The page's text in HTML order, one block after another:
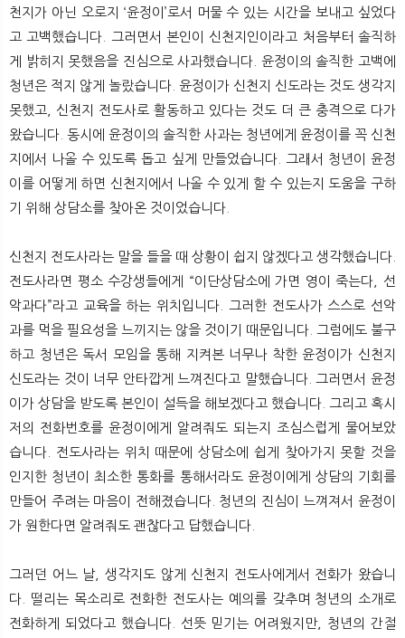
천지가 아닌 오로지 ‘윤정이’로서 머물 수 있는 시간을 보내고 싶었다
고 고백했습니다. 그러면서 본인이 신천지인이라고 처음부터 솔직하
게 밝히지 못했음을 진심으로 사과했습니다. 윤정이의 솔직한 고백에
청년은 적지 않게 놀랐습니다. 윤정이가 신천지 신도라는 것도 생각지
못했고, 신천지 전도사로 활동하고 있다는 것도 더 큰 충격으로 다가
왔습니다. 동시에 윤정이의 솔직한 사과는 청년에게 윤정이를 꼭 신천
지에서 나올 수 있도록 돕고 싶게 만들었습니다. 그래서 청년이 윤정
이를 어떻게 하면 신천지에서 나올 수 있게 할 수 있는지 도움을 구하
기 위해 상담소를 찾아온 것이었습니다.
신천지 전도사라는 말을 들을 때 상황이 쉽지 않겠다고 생각했습니다.
전도사라면 평소 수강생들에게 “이단상담소에 가면 영이 죽는다, 선
악과다”라고 교육을 하는 위치입니다. 그러한 전도사가 스스로 선악
과를 먹을 필요성을 느끼지는 않을 것이기 때문입니다. 그럼에도 불구
하고 청년은 독서 모임을 통해 지켜본 너무나 착한 윤정이가 신천지
신도라는 것이 너무 안타깝게 느껴진다고 말했습니다. 그러면서 윤정
이가 상담을 받도록 본인이 설득을 해보겠다고 했습니다. 그리고 혹시
저의 전화번호를 윤정이에게 알려줘도 되는지 조심스럽게 물어보았
습니다. 전도사라는 위치 때문에 상담소에 쉽게 찾아가지 못할 것을
인지한 청년이 최소한 통화를 통해서라도 윤정이에게 상담의 기회를
만들어 주려는 마음이 전해졌습니다. 청년의 진심이 느껴져서 윤정이
가 원한다면 알려줘도 괜찮다고 답했습니다.
그러던 어느 날, 생각지도 않게 신천지 전도사에게서 전화가 왔습니
다. 떨리는 목소리로 전화한 전도사는 예의를 갖추며 청년의 소개로
전화하게 되었다고 했습니다. 선뜻 믿기는 어려웠지만, 청년의 간절